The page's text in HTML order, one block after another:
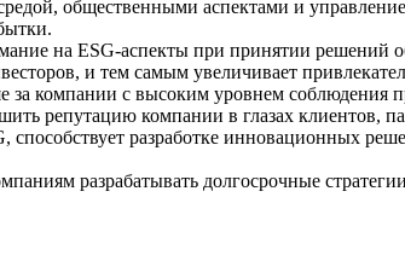
общественными аспектами и
на ESG-аспекты при принятии решений
и тем самым увеличивает
за компании с высоким уровнем соблюдения
репутацию компании в глазах клиентов,
способствует разработке инновационных
разрабатывать долгосрочные